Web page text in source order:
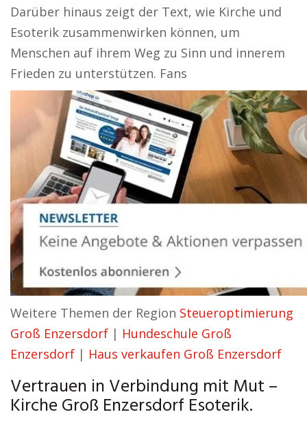
Darüber hinaus zeigt der Text, wie Kirche und
Esoterik zusammenwirken können, um
Menschen auf ihrem Weg zu Sinn und innerem
Frieden zu unterstützen. Fans
Weitere Themen der Region Steueroptimierung
Groß Enzersdorf | Hundeschule Groß
Enzersdorf | Haus verkaufen Groß Enzersdorf
Vertrauen in Verbindung mit Mut –
Kirche Groß Enzersdorf Esoterik.